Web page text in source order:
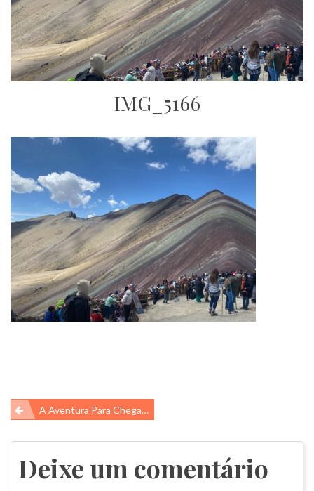
IMG_5166
Navegação
de
Post
A Aventura Para Chegar Na Montanha Colorida
Deixe um comentário